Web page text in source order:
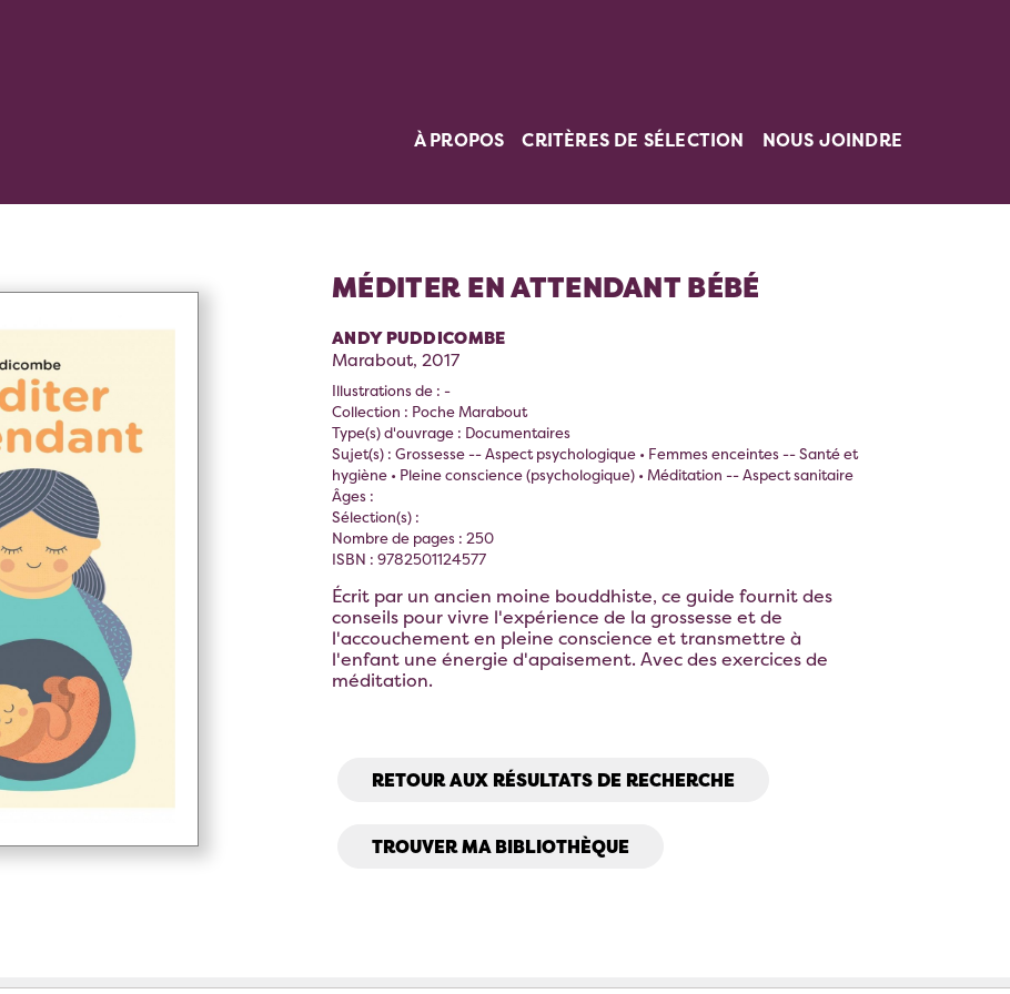
À PROPOS CRITÈRES DE SÉLECTION NOUS JOINDRE
MÉDITER EN ATTENDANT BÉBÉ
ANDY PUDDICOMBE
Marabout, 2017
Illustrations de : -
Collection : Poche Marabout
Type(s) d'ouvrage : Documentaires
Sujet(s) : Grossesse -- Aspect psychologique • Femmes enceintes -- Santé et
hygiène • Pleine conscience (psychologique) • Méditation -- Aspect sanitaire
Âges :
Sélection(s) :
Nombre de pages : 250
ISBN : 9782501124577
Écrit par un ancien moine bouddhiste, ce guide fournit des
conseils pour vivre l'expérience de la grossesse et de
l'accouchement en pleine conscience et transmettre à
l'enfant une énergie d'apaisement. Avec des exercices de
méditation.
RETOUR AUX RÉSULTATS DE RECHERCHE
TROUVER MA BIBLIOTHÈQUE